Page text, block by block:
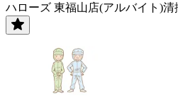
ハローズ 東福山店(アルバイト)清